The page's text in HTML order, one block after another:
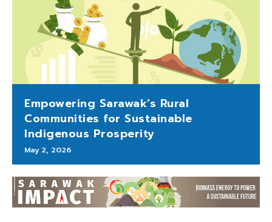
Empowering Sarawak’s Rural
Communities for Sustainable
Indigenous Prosperity
May 2, 2026